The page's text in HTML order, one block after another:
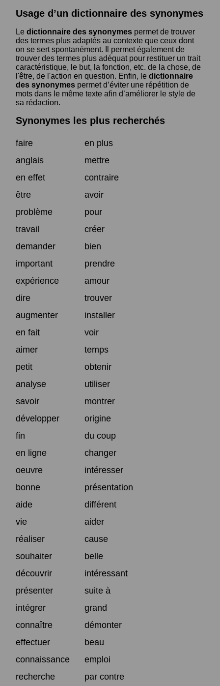
Usage d’un dictionnaire des synonymes
Le dictionnaire des synonymes permet de trouver
des termes plus adaptés au contexte que ceux dont
on se sert spontanément. Il permet également de
trouver des termes plus adéquat pour restituer un trait
caractéristique, le but, la fonction, etc. de la chose, de
l'être, de l'action en question. Enfin, le dictionnaire
des synonymes permet d’éviter une répétition de
mots dans le même texte afin d’améliorer le style de
sa rédaction.
Synonymes les plus recherchés
faire
en plus
anglais
mettre
en effet
contraire
être
avoir
problème
pour
travail
créer
demander
bien
important
prendre
expérience
amour
dire
trouver
augmenter
installer
en fait
voir
aimer
temps
petit
obtenir
analyse
utiliser
savoir
montrer
développer
origine
fin
du coup
en ligne
changer
oeuvre
intéresser
bonne
présentation
aide
différent
vie
aider
réaliser
cause
souhaiter
belle
découvrir
intéressant
présenter
suite à
intégrer
grand
connaître
démonter
effectuer
beau
connaissance
emploi
recherche
par contre